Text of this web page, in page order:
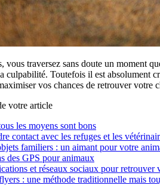
vous traversez sans doute un moment
culpabilité. Toutefois il est absolument
vos chances de retrouver votre
votre article
les moyens sont bons
contact avec les refuges et les
familiers : un aimant pour votre
des GPS pour animaux
et réseaux sociaux pour retrouver
: une méthode traditionnelle mais